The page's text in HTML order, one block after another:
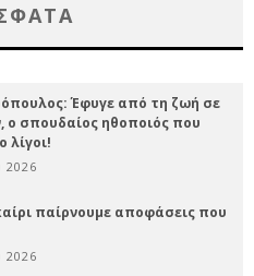
Έφυγε από τη ζωή σε
ο σπουδαίος ηθοποιός που
λίγοι!
2026
παίρνουμε αποφάσεις που
2026